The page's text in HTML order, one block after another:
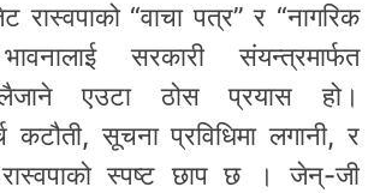
रास्वपाको “वाचा पत्र” र “नागरिक
सरकारी संयन्त्रमार्फत
लैजाने एउटा ठोस प्रयास हो।
कटौती, सूचना प्रविधिमा लगानी, र
स्पष्ट छाप छ । जेन्-जी